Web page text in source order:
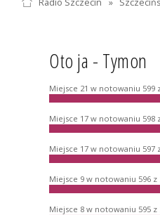
Oto ja - Tymon
Miejsce 21 w notowaniu 599
Miejsce 17 w notowaniu 598
Miejsce 17 w notowaniu 597
Miejsce 9 w notowaniu 596
Miejsce 8 w notowaniu 595